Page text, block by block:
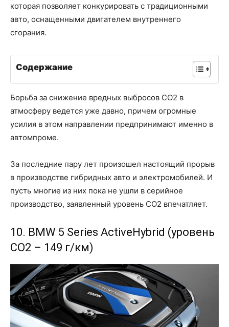
которая позволяет конкурировать с традиционными
авто, оснащенными двигателем внутреннего
сгорания.
Содержание
Борьба за снижение вредных выбросов CO2 в
атмосферу ведется уже давно, причем огромные
усилия в этом направлении предпринимают именно в
автомпроме.
За последние пару лет произошел настоящий прорыв
в производстве гибридных авто и электромобилей. И
пусть многие из них пока не ушли в серийное
производство, заявленный уровень CO2 впечатляет.
10. BMW 5 Series ActiveHybrid (уровень
CO2 – 149 г/км)